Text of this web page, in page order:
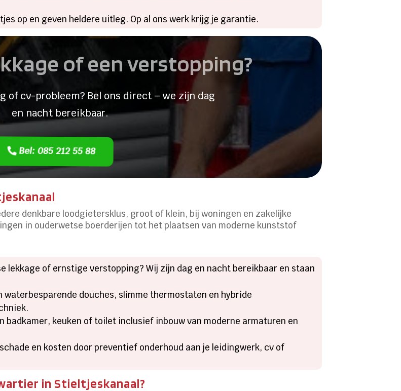
op en geven heldere uitleg. Op al ons werk krijg je garantie.
of een verstopping?
of cv-probleem? Bel ons direct – we zijn dag
en nacht bereikbaar.
Bel: 085 212 55 88
denkbare loodgietersklus, groot of klein, bij woningen en zakelijke
in ouderwetse boerderijen tot het plaatsen van moderne kunststof
lekkage of ernstige verstopping? Wij zijn dag en nacht bereikbaar en staan
waterbesparende douches, slimme thermostaten en hybride
badkamer, keuken of toilet inclusief inbouw van moderne armaturen en
en kosten door preventief onderhoud aan je leidingwerk, cv of
in Stieltjeskanaal?